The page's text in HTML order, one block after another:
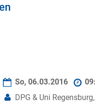
So, 06.03.2016
DPG & Uni